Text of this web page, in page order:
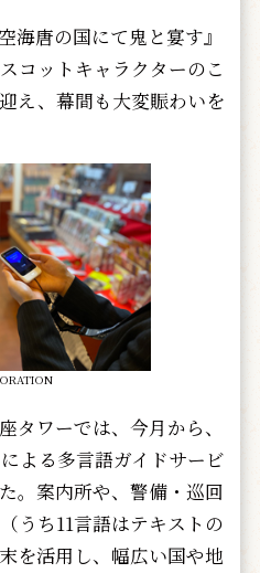
唐の国にて鬼と宴す』
コットキャラクターのこ
え、幕間も大変賑わいを
ワーでは、今月から、
よる多言語ガイドサービ
。案内所や、警備・巡回
うち11言語はテキストの
を活用し、幅広い国や地